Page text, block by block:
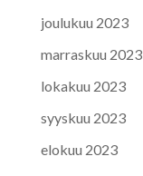
joulukuu 2023
marraskuu 2023
lokakuu 2023
syyskuu 2023
elokuu 2023